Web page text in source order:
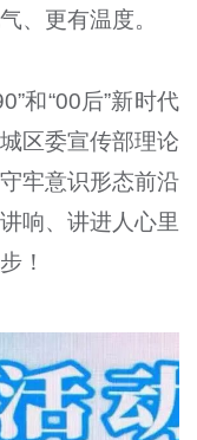
、更有温度。
和“00后”新时代
区委宣传部理论
牢意识形态前沿
响、讲进人心里
！